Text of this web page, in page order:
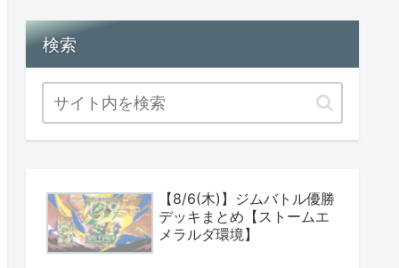
検索
【8/6(木)】ジムバトル優勝
デッキまとめ【ストームエ
メラルダ環境】